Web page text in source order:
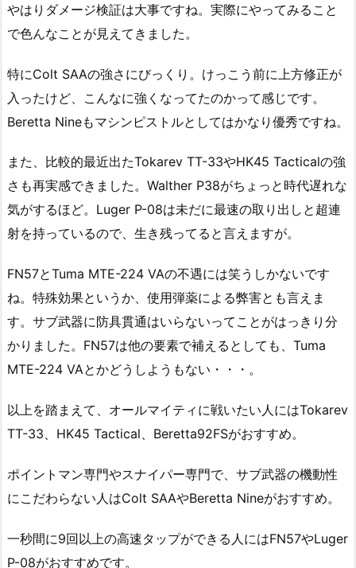
やはりダメージ検証は大事ですね。実際にやってみること
で色んなことが見えてきました。
特にColt SAAの強さにびっくり。けっこう前に上方修正が
入ったけど、こんなに強くなってたのかって感じです。
Beretta Nineもマシンピストルとしてはかなり優秀ですね。
また、比較的最近出たTokarev TT-33やHK45 Tacticalの強
さも再実感できました。Walther P38がちょっと時代遅れな
気がするほど。Luger P-08は未だに最速の取り出しと超連
射を持っているので、生き残ってると言えますが。
FN57とTuma MTE-224 VAの不遇には笑うしかないです
ね。特殊効果というか、使用弾薬による弊害とも言えま
す。サブ武器に防具貫通はいらないってことがはっきり分
かりました。FN57は他の要素で補えるとしても、Tuma
MTE-224 VAとかどうしようもない・・・。
以上を踏まえて、オールマイティに戦いたい人にはTokarev
TT-33、HK45 Tactical、Beretta92FSがおすすめ。
ポイントマン専門やスナイパー専門で、サブ武器の機動性
にこだわらない人はColt SAAやBeretta Nineがおすすめ。
一秒間に9回以上の高速タップができる人にはFN57やLuger
P-08がおすすめです。